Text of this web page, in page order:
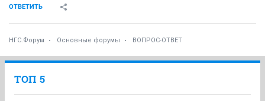
ОТВЕТИТЬ
НГС.Форум Основные форумы ВОПРОС-ОТВЕТ
ТОП 5